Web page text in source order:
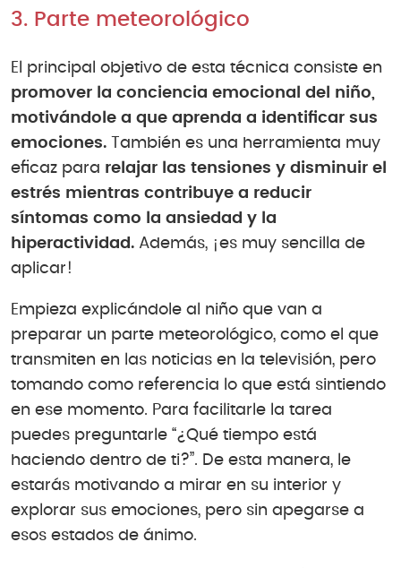
3. Parte meteorológico
El principal objetivo de esta técnica consiste en
promover la conciencia emocional del niño,
motivándole a que aprenda a identificar sus
emociones. También es una herramienta muy
eficaz para relajar las tensiones y disminuir el
estrés mientras contribuye a reducir
síntomas como la ansiedad y la
hiperactividad. Además, ¡es muy sencilla de
aplicar!
Empieza explicándole al niño que van a
preparar un parte meteorológico, como el que
transmiten en las noticias en la televisión, pero
tomando como referencia lo que está sintiendo
en ese momento. Para facilitarle la tarea
puedes preguntarle “¿Qué tiempo está
haciendo dentro de ti?”. De esta manera, le
estarás motivando a mirar en su interior y
explorar sus emociones, pero sin apegarse a
esos estados de ánimo.